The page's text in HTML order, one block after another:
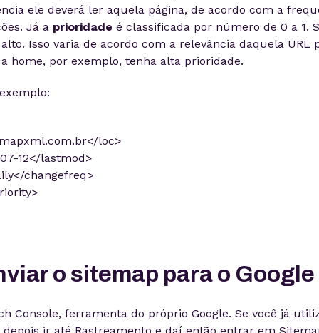
ele deverá ler aquela página, de acordo com a
Já a prioridade é classificada por número de 0 a 1.
Isso varia de acordo com a relevância daquela URL
home, por exemplo, tenha alta prioridade.
loc>
12</lastmod>
changefreq>
o sitemap para o Google
Console, ferramenta do próprio Google. Se você já